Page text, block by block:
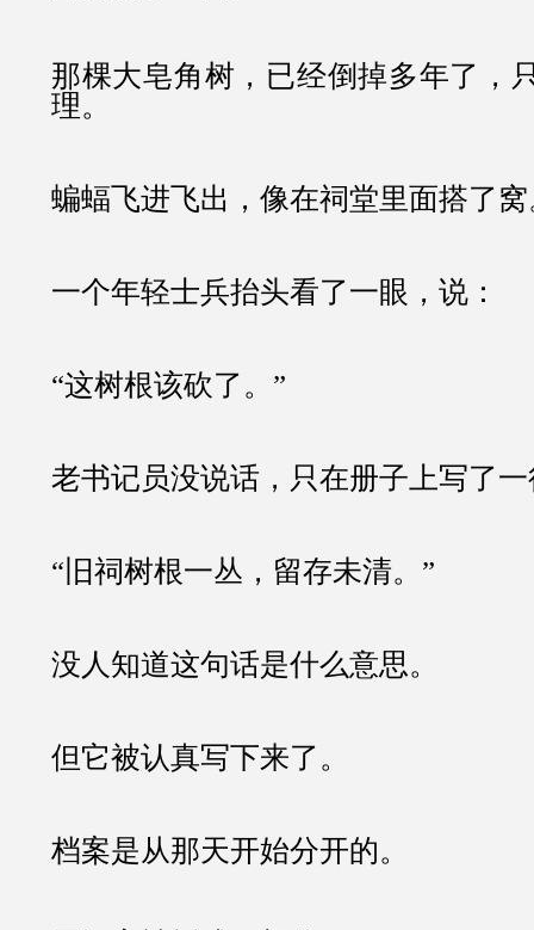
那棵大皂角树，已经倒掉多年了，
理。
蝙蝠飞进飞出，像在祠堂里面搭了
一个年轻士兵抬头看了一眼，说：
“这树根该砍了。”
老书记员没说话，只在册子上写了
“旧祠树根一丛，留存未清。”
没人知道这句话是什么意思。
但它被认真写下来了。
档案是从那天开始分开的。